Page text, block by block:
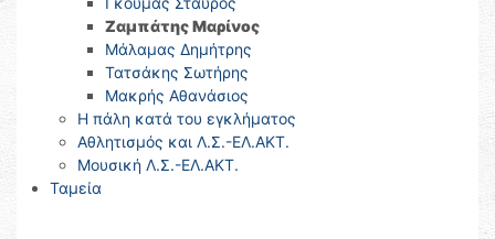
Ζαμπάτης Μαρίνος
Μάλαμας Δημήτρης
Τατσάκης Σωτήρης
Μακρής Αθανάσιος
Η πάλη κατά του εγκλήματος
Αθλητισμός και Λ.Σ.-ΕΛ.ΑΚΤ.
Μουσική Λ.Σ.-ΕΛ.ΑΚΤ.
Ταμεία